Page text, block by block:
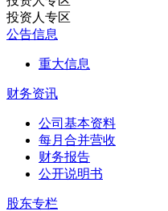
投资人专区
公告信息
重大信息
财务资讯
公司基本资料
每月合并营收
财务报告
公开说明书
股东专栏